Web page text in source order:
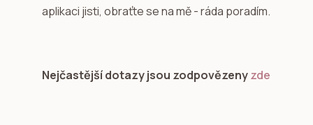
aplikaci jisti, obraťte se na mě - ráda poradím.
Nejčastější dotazy jsou zodpovězenyzde